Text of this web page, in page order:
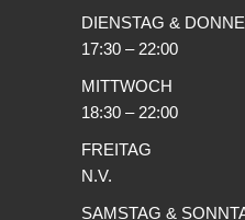
DIENSTAG &
17:30 – 22:00
MITTWOCH
18:30 – 22:00
FREITAG
N.V.
SAMSTAG &